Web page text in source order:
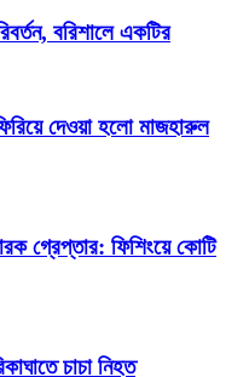
বরিশালে একটির
দেওয়া হলো মাজহারুল
গ্রেপ্তার: ফিশিংয়ে কোটি
চাচা নিহত